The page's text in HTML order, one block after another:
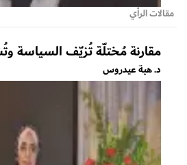
مقالات الرأي
مقارنة مُختلّة تُزيّف السياسة
د. هبة عيدروس